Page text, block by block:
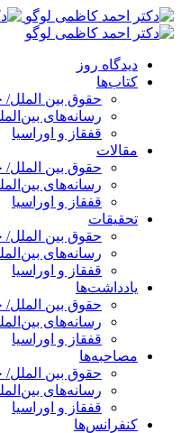
پرش
به
دیدگاه روز
کتاب‌ها
حقوق بین الملل/
رسانه‌های
قفقاز و اوراسیا
مقالات
حقوق بین الملل/
رسانه‌های
قفقاز و اوراسیا
تحقیقات
حقوق بین الملل/
رسانه‌های
قفقاز و اوراسیا
یادداشت‌ها
حقوق بین الملل/
رسانه‌های
قفقاز و اوراسیا
مصاحبه‌ها
حقوق بین الملل/
رسانه‌های
قفقاز و اوراسیا
کنفرانس‌ها